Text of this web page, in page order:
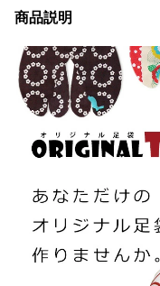
商品説明